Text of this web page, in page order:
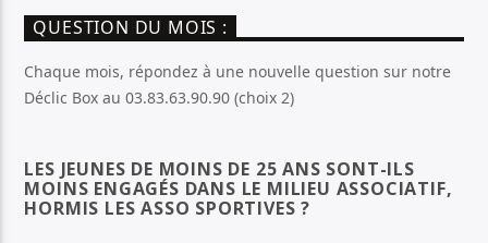
QUESTION DU MOIS :
Chaque mois, répondez à une nouvelle question sur notre
Déclic Box au 03.83.63.90.90 (choix 2)
LES JEUNES DE MOINS DE 25 ANS SONT-ILS
MOINS ENGAGÉS DANS LE MILIEU ASSOCIATIF,
HORMIS LES ASSO SPORTIVES ?